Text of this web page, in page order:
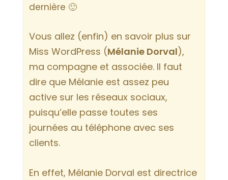
dernière 🙂
Vous allez (enfin) en savoir plus sur
Miss WordPress (Mélanie Dorval),
ma compagne et associée. Il faut
dire que Mélanie est assez peu
active sur les réseaux sociaux,
puisqu’elle passe toutes ses
journées au téléphone avec ses
clients.
En effet, Mélanie Dorval est directrice